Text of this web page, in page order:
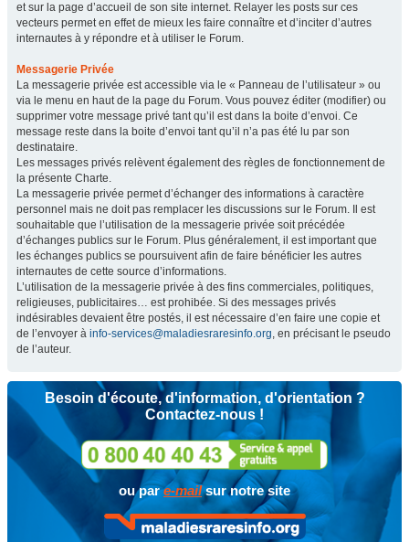
et sur la page d’accueil de son site internet. Relayer les posts sur ces
vecteurs permet en effet de mieux les faire connaître et d’inciter d’autres
internautes à y répondre et à utiliser le Forum.
Messagerie Privée
La messagerie privée est accessible via le « Panneau de l’utilisateur » ou
via le menu en haut de la page du Forum. Vous pouvez éditer (modifier) ou
supprimer votre message privé tant qu’il est dans la boite d’envoi. Ce
message reste dans la boite d’envoi tant qu’il n’a pas été lu par son
destinataire.
Les messages privés relèvent également des règles de fonctionnement de
la présente Charte.
La messagerie privée permet d’échanger des informations à caractère
personnel mais ne doit pas remplacer les discussions sur le Forum. Il est
souhaitable que l’utilisation de la messagerie privée soit précédée
d’échanges publics sur le Forum. Plus généralement, il est important que
les échanges publics se poursuivent afin de faire bénéficier les autres
internautes de cette source d’informations.
L’utilisation de la messagerie privée à des fins commerciales, politiques,
religieuses, publicitaires… est prohibée. Si des messages privés
indésirables devaient être postés, il est nécessaire d’en faire une copie et
de l’envoyer à info-services@maladiesraresinfo.org, en précisant le pseudo
de l’auteur.
Besoin d'écoute, d'information, d'orientation ?
Contactez-nous !
ou pare-mailsur notre site